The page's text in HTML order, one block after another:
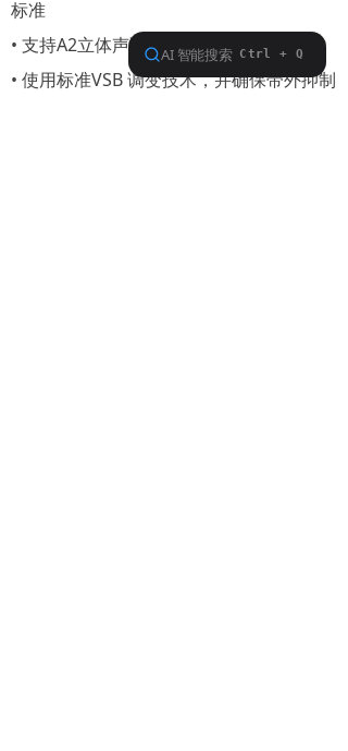
标准
• 支持A2立体声调制（选配）
• 使用标准VSB 调变技术，并确保带外抑制